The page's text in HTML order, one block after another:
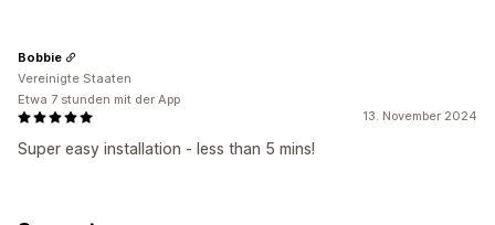
13. November 2024
Super easy installation - less than 5 mins!
Bobbie
Vereinigte Staaten
Etwa 7 stunden mit der App